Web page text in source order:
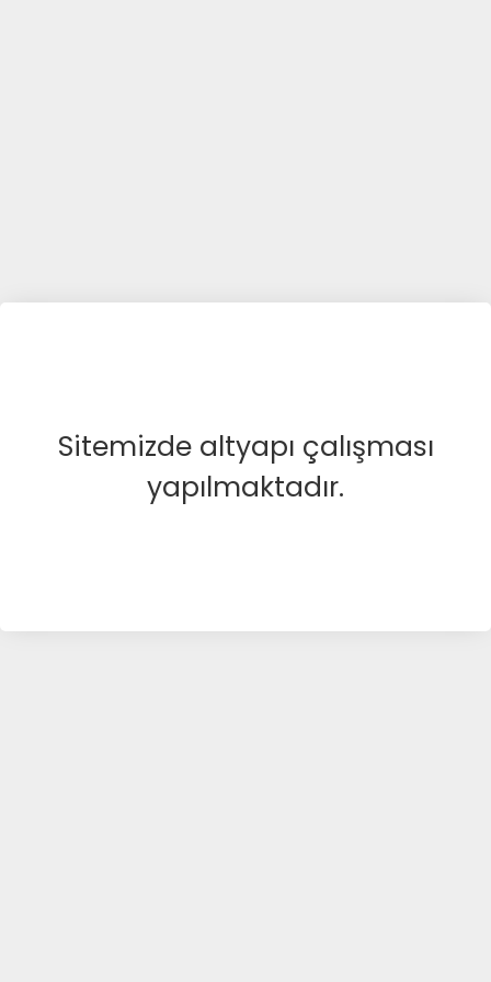
Sitemizde altyapı çalışması
yapılmaktadır.